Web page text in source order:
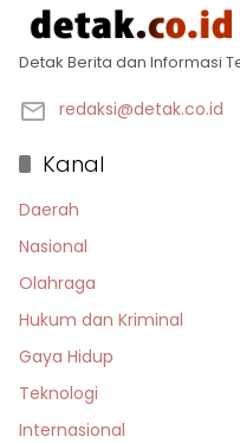
Detak Berita dan Informasi
redaksi@detak.co.id
Kanal
Daerah
Nasional
Olahraga
Hukum dan Kriminal
Gaya Hidup
Teknologi
Internasional